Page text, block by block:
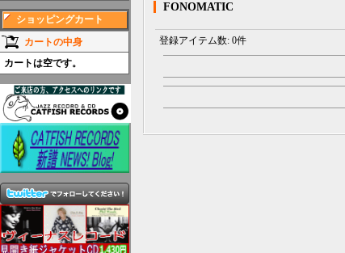
ショッピングカート
カートの中身
カートは空です。
FONOMATIC
登録アイテム数: 0件